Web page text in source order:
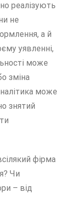
реалізують
не
а й
уявленні,
може
зміна
може
знятий
фірма
Чи
– від